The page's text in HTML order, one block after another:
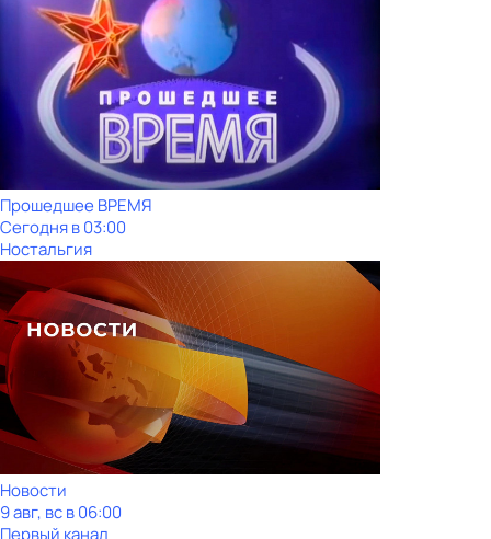
Прошедшее ВРЕМЯ
Сегодня в 03:00
Ностальгия
Новости
9 авг, вс в 06:00
Первый канал